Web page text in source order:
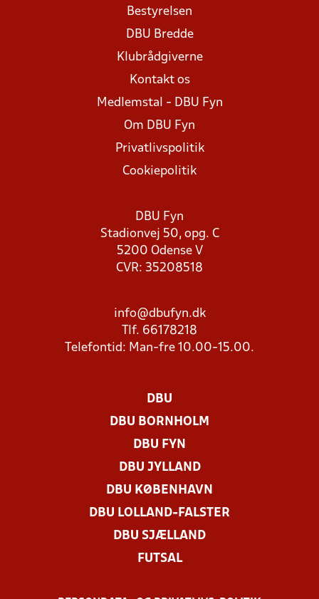
Bestyrelsen
DBU Bredde
Klubrådgiverne
Kontakt os
Medlemstal - DBU Fyn
Om DBU Fyn
Privatlivspolitik
Cookiepolitik
DBU Fyn
Stadionvej 50, opg. C
5200 Odense V
CVR: 35208518
info@dbufyn.dk
Tlf. 66178218
Telefontid: Man-fre 10.00-15.00.
DBU
DBU BORNHOLM
DBU FYN
DBU JYLLAND
DBU KØBENHAVN
DBU LOLLAND-FALSTER
DBU SJÆLLAND
FUTSAL